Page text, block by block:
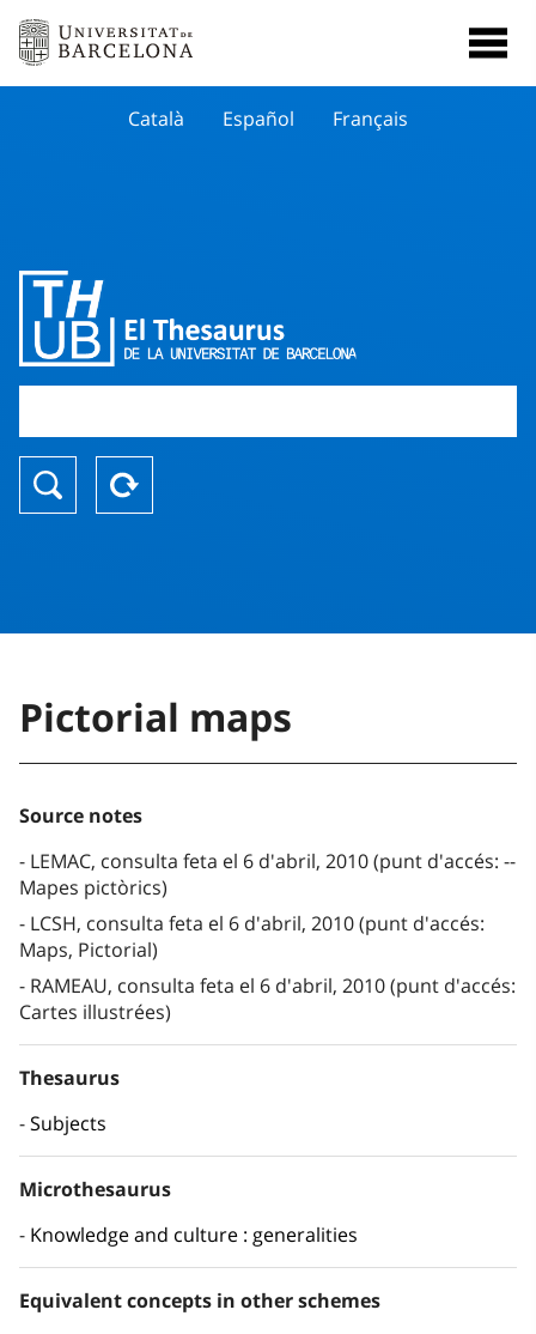
Català Español Français
Pictorial maps
Source notes
LEMAC, consulta feta el 6 d'abril, 2010 (punt d'accés: --
Mapes pictòrics)
LCSH, consulta feta el 6 d'abril, 2010 (punt d'accés:
Maps, Pictorial)
RAMEAU, consulta feta el 6 d'abril, 2010 (punt d'accés:
Cartes illustrées)
Thesaurus
Subjects
Microthesaurus
Knowledge and culture : generalities
Equivalent concepts in other schemes